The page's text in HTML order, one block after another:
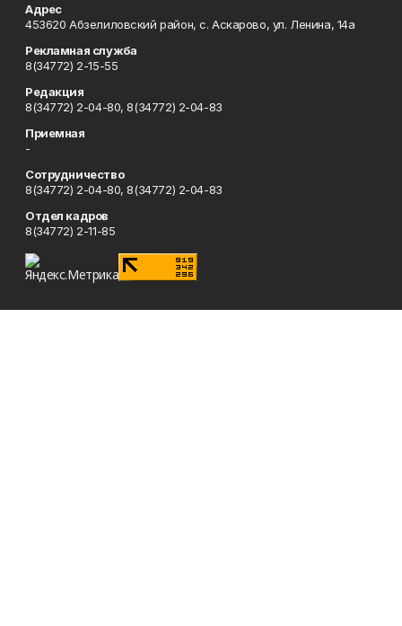
Адрес
453620 Абзелиловский район, с. Аскарово, ул. Ленина, 14а
Рекламная служба
8(34772) 2-15-55
Редакция
8(34772) 2-04-80, 8(34772) 2-04-83
Приемная
-
Сотрудничество
8(34772) 2-04-80, 8(34772) 2-04-83
Отдел кадров
8(34772) 2-11-85